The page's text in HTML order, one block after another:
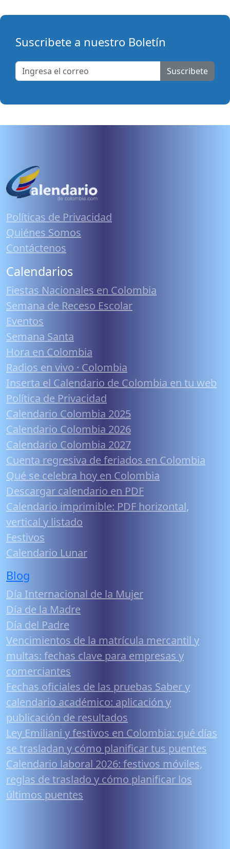
Suscribete a nuestro Boletín
Suscribete
Políticas de Privacidad
Quiénes Somos
Contáctenos
Calendarios
Fiestas Nacionales en Colombia
Semana de Receso Escolar
Eventos
Semana Santa
Hora en Colombia
Radios en vivo · Colombia
Inserta el Calendario de Colombia en tu web
Política de Privacidad
Calendario Colombia 2025
Calendario Colombia 2026
Calendario Colombia 2027
Cuenta regresiva de feriados en Colombia
Qué se celebra hoy en Colombia
Descargar calendario en PDF
Calendario imprimible: PDF horizontal,
vertical y listado
Festivos
Calendario Lunar
Blog
Día Internacional de la Mujer
Día de la Madre
Día del Padre
Vencimientos de la matrícula mercantil y
multas: fechas clave para empresas y
comerciantes
Fechas oficiales de las pruebas Saber y
calendario académico: aplicación y
publicación de resultados
Ley Emiliani y festivos en Colombia: qué días
se trasladan y cómo planificar tus puentes
Calendario laboral 2026: festivos móviles,
reglas de traslado y cómo planificar los
últimos puentes